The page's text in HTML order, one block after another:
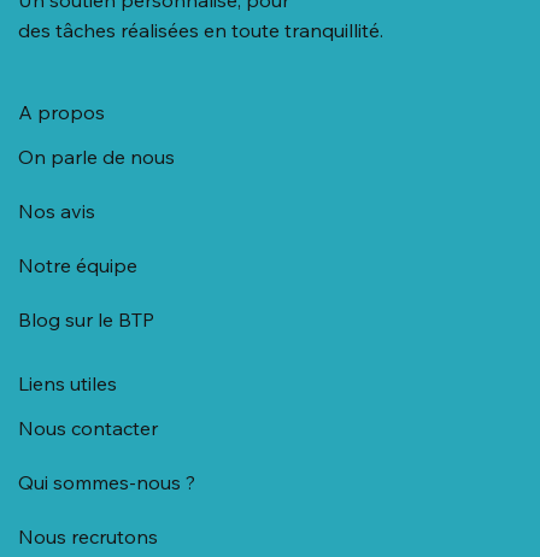
des tâches réalisées en toute tranquillité.
A propos
On parle de nous
Nos avis
Notre équipe
Blog sur le BTP
Liens utiles
Nous contacter
Qui sommes-nous ?
Nous recrutons